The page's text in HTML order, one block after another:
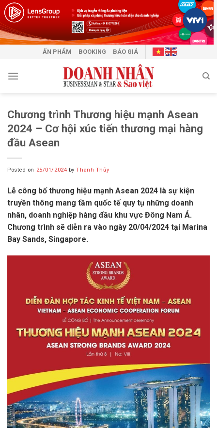
Skip
to
content
ẤN PHẨM BOOKING BÁO GIÁ
Chương trình Thương hiệu mạnh Asean
2024 – Cơ hội xúc tiến thương mại hàng
đầu Asean
Posted on 25/01/2024 byThanh Thủy
Lễ công bố thương hiệu mạnh Asean 2024 là sự kiện
truyền thông mang tầm quốc tế quy tụ những doanh
nhân, doanh nghiệp hàng đầu khu vực Đông Nam Á.
Chương trình sẽ diễn ra vào ngày 20/04/2024 tại Marina
Bay Sands, Singapore.